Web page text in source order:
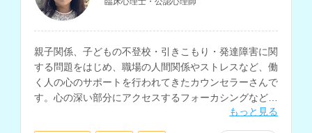
親子関係、子どもの不登校・引きこもり・発達障害に関
する問題をはじめ、職場の人間関係やストレスなど、働
く人の心のサポートを行われてきたカウンセラーさんで
す。心の深い部分にアクセスするフォーカシングなどの
もっと見る